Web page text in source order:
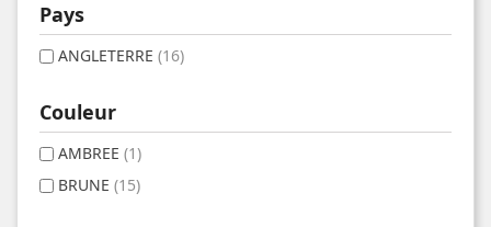
Pays
ANGLETERRE (16)
Couleur
AMBREE (1)
BRUNE (15)